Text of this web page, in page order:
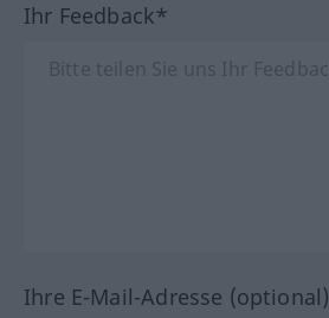
Ihr Feedback*
Ihre E-Mail-Adresse (optional)